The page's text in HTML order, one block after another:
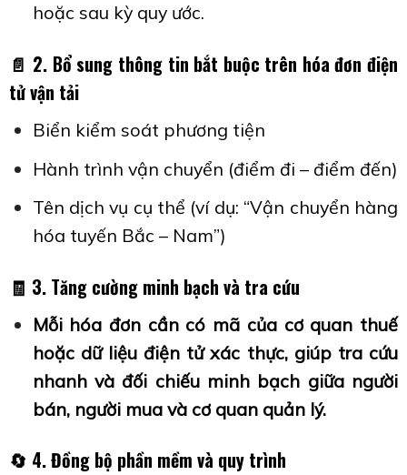
hoặc sau kỳ quy ước.
📄 2. Bổ sung thông tin bắt buộc trên hóa đơn điện
tử vận tải
Biển kiểm soát phương tiện
Hành trình vận chuyển (điểm đi – điểm đến)
Tên dịch vụ cụ thể (ví dụ: “Vận chuyển hàng
hóa tuyến Bắc – Nam”)
🧾 3. Tăng cường minh bạch và tra cứu
Mỗi hóa đơn cần có mã của cơ quan thuế
hoặc dữ liệu điện tử xác thực, giúp tra cứu
nhanh và đối chiếu minh bạch giữa người
bán, người mua và cơ quan quản lý.
🔄 4. Đồng bộ phần mềm và quy trình